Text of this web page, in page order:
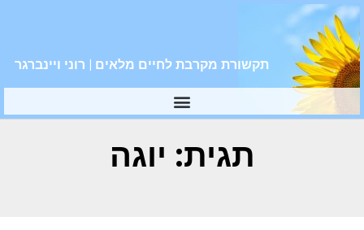
תקשורת מקרבת לחיים מלאים | רוני ויינברגר
תגית: יוגה